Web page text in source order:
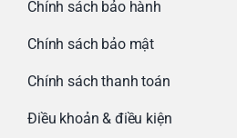
Chính sách bảo hành
Chính sách bảo mật
Chính sách thanh toán
Điều khoản & điều kiện